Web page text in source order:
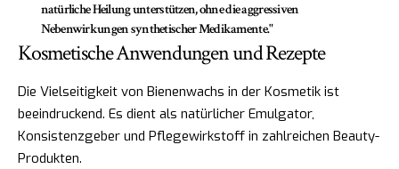
natürliche Heilung unterstützen, ohne die aggressiven
Nebenwirkungen synthetischer Medikamente."
Kosmetische Anwendungen und Rezepte
Die Vielseitigkeit von Bienenwachs in der Kosmetik ist
beeindruckend. Es dient als natürlicher Emulgator,
Konsistenzgeber und Pflegewirkstoff in zahlreichen Beauty-
Produkten.